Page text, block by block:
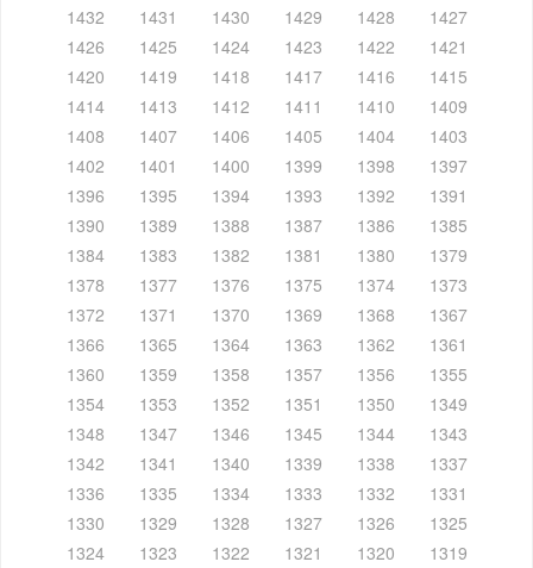
1432
1431 1430 1429 1428
1427
1426
1425 1424 1423 1422
1421
1420
1419 1418 1417 1416
1415
1414
1413 1412 1411 1410
1409
1408
1407 1406 1405 1404
1403
1402
1401 1400 1399 1398
1397
1396
1395 1394 1393 1392
1391
1390
1389 1388 1387 1386
1385
1384
1383 1382 1381 1380
1379
1378
1377 1376 1375 1374
1373
1372
1371 1370 1369 1368
1367
1366
1365 1364 1363 1362
1361
1360
1359 1358 1357 1356
1355
1354
1353 1352 1351 1350
1349
1348
1347 1346 1345 1344
1343
1342
1341 1340 1339 1338
1337
1336
1335 1334 1333 1332
1331
1330
1329 1328 1327 1326
1325
1324
1323 1322 1321 1320
1319